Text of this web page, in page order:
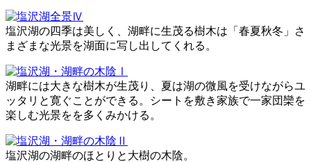
塩沢湖の四季は美しく、湖畔に生茂る樹木は「春夏秋冬」さ
まざまな光景を湖面に写し出してくれる。
湖畔には大きな樹木が生茂り、夏は湖の微風を受けながらユ
ッタリと寛ぐことができる。シートを敷き家族で一家団欒を
楽しむ光景をを多くみかける。
塩沢湖の湖畔のほとりと大樹の木陰。